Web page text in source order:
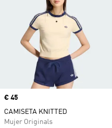
Precio
€ 45
CAMISETA KNITTED
Mujer Originals